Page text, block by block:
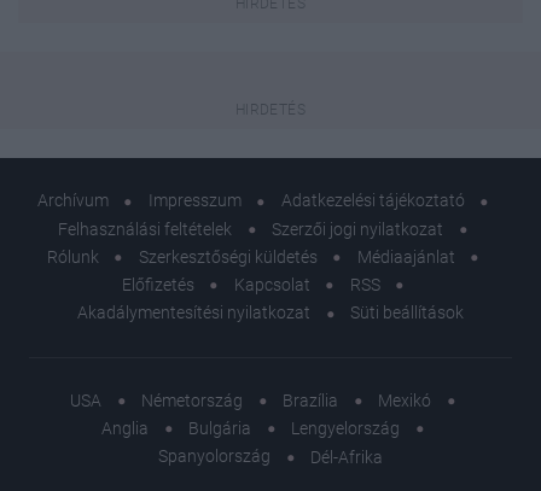
Archívum Impresszum
Adatkezelési tájékoztató
Felhasználási feltételek
Szerzői jogi nyilatkozat
Rólunk
Szerkesztőségi küldetés
Médiaajánlat
Előfizetés
Kapcsolat
RSS
Akadálymentesítési nyilatkozat
Süti beállítások
USA Németország Brazília
Mexikó
Anglia
Bulgária
Lengyelország
Spanyolország
Dél-Afrika